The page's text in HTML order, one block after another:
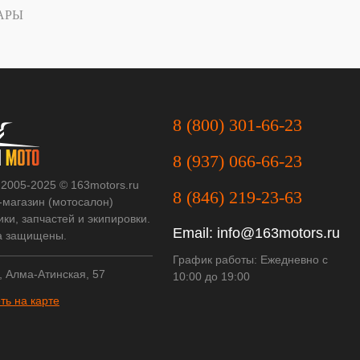
2025 © 163motors.ru
(мотосалон)
запчастей и экипировки.
защищены.
Алма-Атинская, 57
на карте
8 (800) 301-66-23
8 (937) 066-66-23
8 (846) 219-23-63
Email: info@163motors.ru
График работы: Ежедневно с
10:00 до 19:00